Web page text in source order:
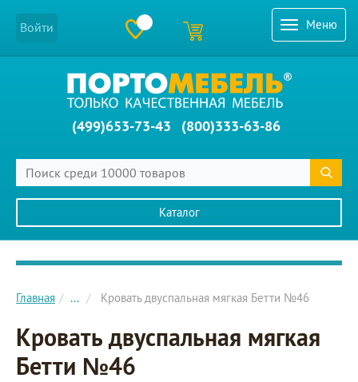
Меню
Войти
(499)653-73-43 (800)333-63-86
Каталог
Главное меню сайта
Главная ... Кровать двуспальная мягкая Бетти №46
Кровать двуспальная мягкая
Бетти №46